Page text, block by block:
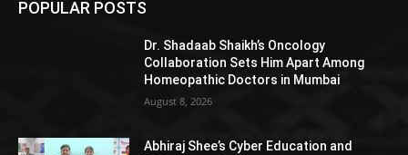
POPULAR POSTS
Dr. Shadaab Shaikh’s Oncology
Collaboration Sets Him Apart Among
Homeopathic Doctors in Mumbai
August 8, 2026
Abhiraj Shee’s Cyber Education and